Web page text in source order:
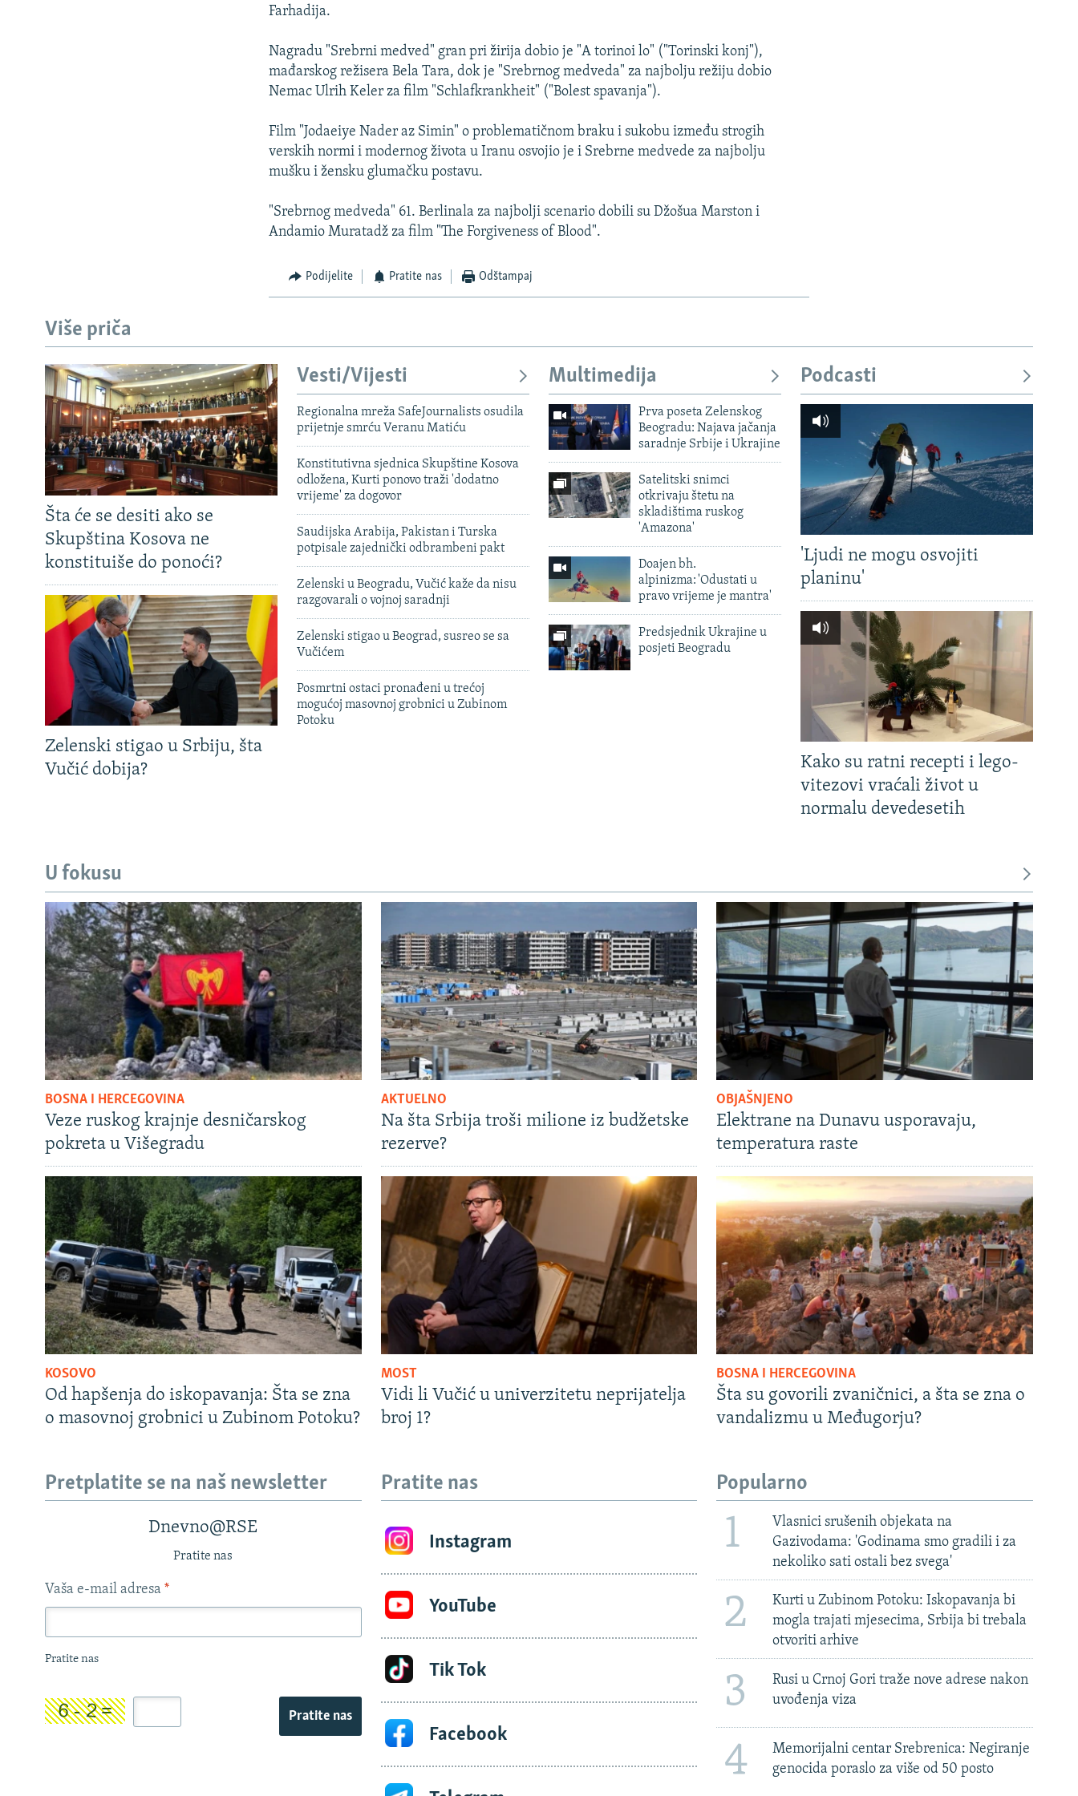
NASTANAK I RASPAD JUGOSLAVIJE
Farhadija.
Nagradu "Srebrni medved" gran pri žirija dobio je "A torinoi lo" ("Torinski konj"),
mađarskog režisera Bela Tara, dok je "Srebrnog medveda" za najbolju režiju dobio
Nemac Ulrih Keler za film "Schlafkrankheit" ("Bolest spavanja").
Film "Jodaeiye Nader az Simin" o problematičnom braku i sukobu između strogih
verskih normi i modernog života u Iranu osvojio je i Srebrne medvede za najbolju
mušku i žensku glumačku postavu.
"Srebrnog medveda" 61. Berlinala za najbolji scenario dobili su Džošua Marston i
Andamio Muratadž za film "The Forgiveness of Blood".
Podijelite Pratite nas Odštampaj
Više priča
Šta će se desiti ako se
Skupština Kosova ne
konstituiše do ponoći?
Zelenski stigao u Srbiju, šta
Vučić dobija?
Vesti/Vijesti
Regionalna mreža SafeJournalists osudila
prijetnje smrću Veranu Matiću
Konstitutivna sjednica Skupštine Kosova
odložena, Kurti ponovo traži 'dodatno
vrijeme' za dogovor
Saudijska Arabija, Pakistan i Turska
potpisale zajednički odbrambeni pakt
Zelenski u Beogradu, Vučić kaže da nisu
razgovarali o vojnoj saradnji
Zelenski stigao u Beograd, susreo se sa
Vučićem
Posmrtni ostaci pronađeni u trećoj
mogućoj masovnoj grobnici u Zubinom
Potoku
Multimedija
Prva poseta Zelenskog
Beogradu: Najava jačanja
saradnje Srbije i Ukrajine
Satelitski snimci
otkrivaju štetu na
skladištima ruskog
'Amazona'
Doajen bh.
alpinizma: 'Odustati u
pravo vrijeme je mantra'
Predsjednik Ukrajine u
posjeti Beogradu
Podcasti
'Ljudi ne mogu osvojiti
planinu'
Kako su ratni recepti i lego-
vitezovi vraćali život u
normalu devedesetih
U fokusu
BOSNA I HERCEGOVINA
Veze ruskog krajnje desničarskog
pokreta u Višegradu
AKTUELNO
Na šta Srbija troši milione iz budžetske
rezerve?
OBJAŠNJENO
Elektrane na Dunavu usporavaju,
temperatura raste
KOSOVO
Od hapšenja do iskopavanja: Šta se zna
o masovnoj grobnici u Zubinom Potoku?
MOST
Vidi li Vučić u univerzitetu neprijatelja
broj 1?
BOSNA I HERCEGOVINA
Šta su govorili zvaničnici, a šta se zna o
vandalizmu u Međugorju?
Pretplatite se na naš newsletter
Dnevno@RSE
Pratite nas
Vaša e-mail adresa *
Pratite nas
Pratite nas
Pratite nas
Instagram
YouTube
Tik Tok
Facebook
Popularno
1
Vlasnici srušenih objekata na
Gazivodama: 'Godinama smo gradili i za
nekoliko sati ostali bez svega'
2
Kurti u Zubinom Potoku: Iskopavanja bi
mogla trajati mjesecima, Srbija bi trebala
otvoriti arhive
3
Rusi u Crnoj Gori traže nove adrese nakon
uvođenja viza
4
Memorijalni centar Srebrenica: Negiranje
genocida poraslo za više od 50 posto